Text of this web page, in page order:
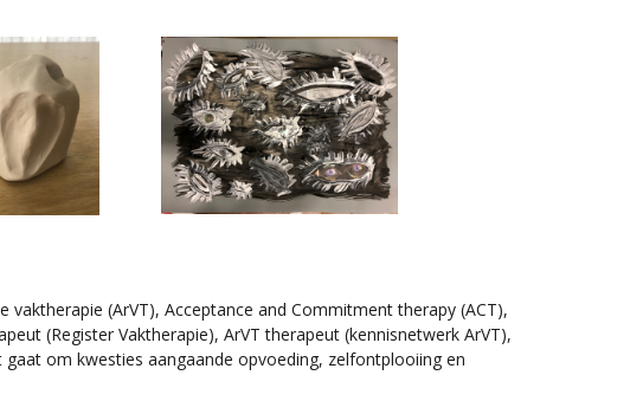
(ArVT), Acceptance and Commitment therapy (ACT),
(Register Vaktherapie), ArVT therapeut (kennisnetwerk ArVT),
om kwesties aangaande opvoeding, zelfontplooiing en